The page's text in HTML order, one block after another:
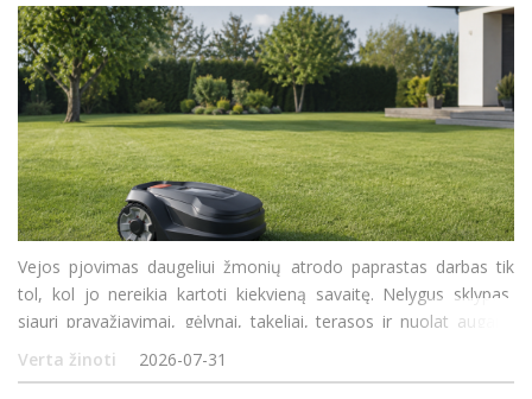
Vejos pjovimas daugeliui žmonių atrodo paprastas darbas tik
tol, kol jo nereikia kartoti kiekvieną savaitę. Nelygus sklypas,
siauri pravažiavimai, gėlynai, takeliai, terasos ir nuolat auganti
žolė greitai primena, kad tvarkingai vejai reikia laiko, kantrybės ir
tinkamos įrangos. Būtent todėl vis dau
Verta žinoti 2026-07-31